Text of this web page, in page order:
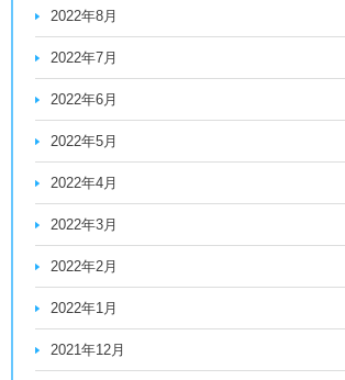
2022年8月
2022年7月
2022年6月
2022年5月
2022年4月
2022年3月
2022年2月
2022年1月
2021年12月